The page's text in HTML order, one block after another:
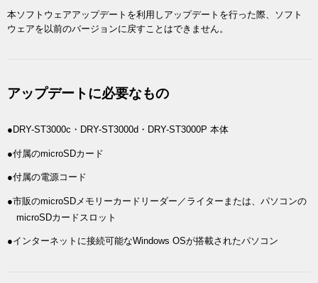
本ソフトウェアアップデートを利用しアップデートを行った際、ソフト
ウェアを以前のバージョンに戻すことはできません。
アップデートに必要なもの
●DRY-ST3000c・DRY-ST3000d・DRY-ST3000P 本体
●付属のmicroSDカード
●付属の電源コード
●市販のmicroSDメモリーカードリーダー／ライターまたは、パソコンの
microSDカードスロット
●インターネットに接続可能なWindows OSが搭載されたパソコン